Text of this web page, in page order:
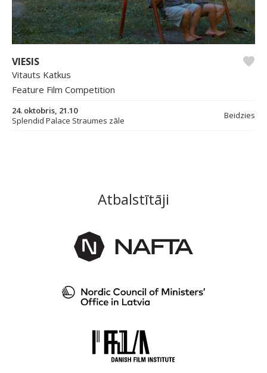
VIESIS
Vitauts Katkus
Feature Film Competition
24. oktobris, 21.10
Splendid Palace Straumes zāle
Beidzies
Atbalstītāji